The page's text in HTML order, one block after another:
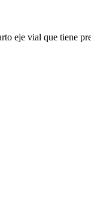
eje vial que tiene